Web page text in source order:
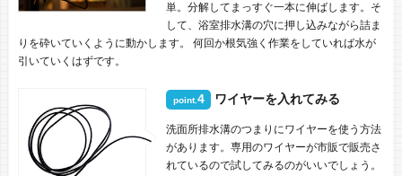
単。分解してまっすぐ一本に伸ばします。そ
して、浴室排水溝の穴に押し込みながら詰ま
りを砕いていくように動かします。 何回か根気強く作業をしていれば水が
引いていくはずです。
point.4 ワイヤーを入れてみる
洗面所排水溝のつまりにワイヤーを使う方法
があります。専用のワイヤーが市販で販売さ
れているので試してみるのがいいでしょう。